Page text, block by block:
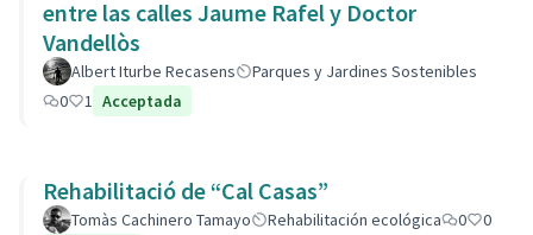
entre las calles Jaume Rafel y Doctor
Vandellòs
Albert Iturbe Recasens
Parques y Jardines Sostenibles
0
1 Acceptada
Rehabilitació de “Cal Casas”
Tomàs Cachinero Tamayo Rehabilitación ecológica 0
0